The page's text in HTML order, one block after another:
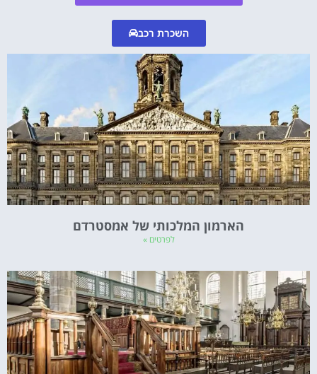
השכרת רכב
הארמון המלכותי של אמסטרדם
לפרטים »